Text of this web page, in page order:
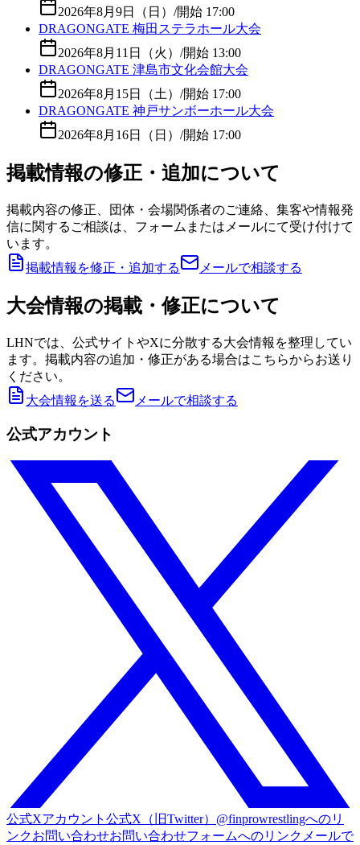
2026年8月9日（日） /開始 17:00
DRAGONGATE 梅田ステラホール大会
2026年8月11日（火） /開始 13:00
DRAGONGATE 津島市文化会館大会
2026年8月15日（土） /開始 17:00
DRAGONGATE 神戸サンボーホール大会
2026年8月16日（日） /開始 17:00
掲載情報の修正・追加について
掲載内容の修正、団体・会場関係者のご連絡、集客や情報発
信に関するご相談は、フォームまたはメールにて受け付けて
います。
掲載情報を修正・追加する
メールで相談する
大会情報の掲載・修正について
LHNでは、公式サイトやXに分散する大会情報を整理してい
ます。掲載内容の追加・修正がある場合はこちらからお送り
ください。
大会情報を送る
メールで相談する
公式アカウント
公式Xアカウント 公式X（旧Twitter）@finprowrestlingへのリ
ンクお問い合わせお問い合わせフォームへのリンク メールで